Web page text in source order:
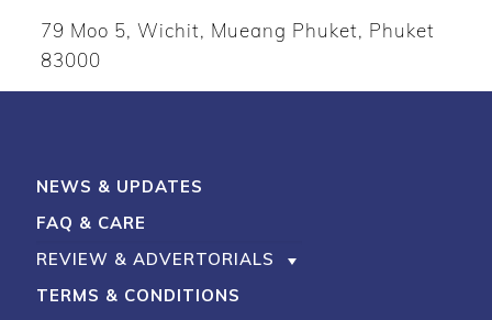
79 Moo 5, Wichit, Mueang Phuket, Phuket
83000
NEWS & UPDATES
FAQ & CARE
REVIEW & ADVERTORIALS
TERMS & CONDITIONS